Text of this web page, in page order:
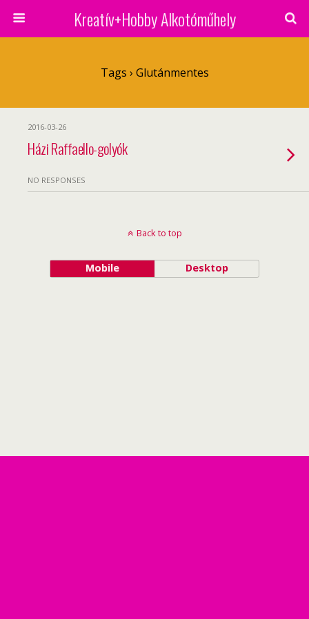
Kreatív+Hobby Alkotóműhely
Tags › Glutánmentes
2016-03-26
Házi Raffaello-golyók
NO RESPONSES
Back to top
Mobile Desktop